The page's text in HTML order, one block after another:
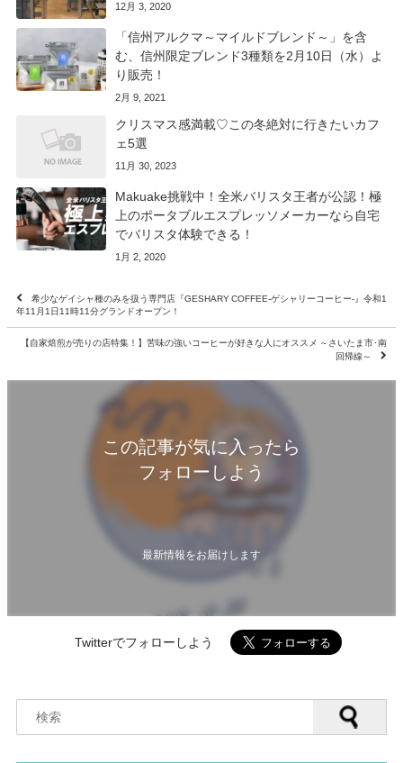
12月 3, 2020
「信州アルクマ～マイルドブレンド～」を含
む、信州限定ブレンド3種類を2月10日（水）よ
り販売！
2月 9, 2021
クリスマス感満載♡この冬絶対に行きたいカフ
ェ5選
11月 30, 2023
Makuake挑戦中！全米バリスタ王者が公認！極
上のポータブルエスプレッソメーカーなら自宅
でバリスタ体験できる！
1月 2, 2020
希少なゲイシャ種のみを扱う専門店『GESHARY COFFEE-ゲシャリーコーヒー-』令和1
年11月1日11時11分グランドオープン！
【自家焙煎が売りの店特集！】苦味の強いコーヒーが好きな人にオススメ ～さいたま市･南
回帰線～
この記事が気に入ったら
フォローしよう
最新情報をお届けします
Twitterでフォローしよう